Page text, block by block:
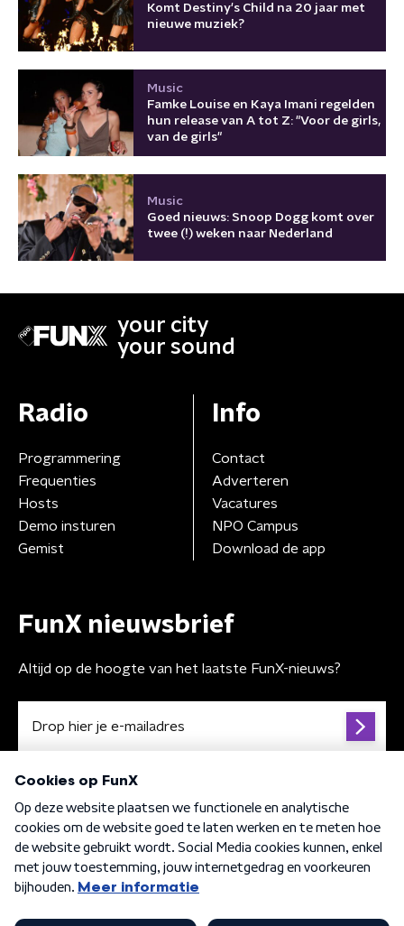
Komt Destiny's Child na 20 jaar met
nieuwe muziek?
Music
Famke Louise en Kaya Imani regelden
hun release van A tot Z: "Voor de girls,
van de girls"
Music
Goed nieuws: Snoop Dogg komt over
twee (!) weken naar Nederland
your city
your sound
Radio
Programmering
Frequenties
Hosts
Demo insturen
Gemist
Info
Contact
Adverteren
Vacatures
NPO Campus
Download de app
FunX nieuwsbrief
Altijd op de hoogte van het laatste FunX-nieuws?
Algemene voorwaarden Privacybeleid